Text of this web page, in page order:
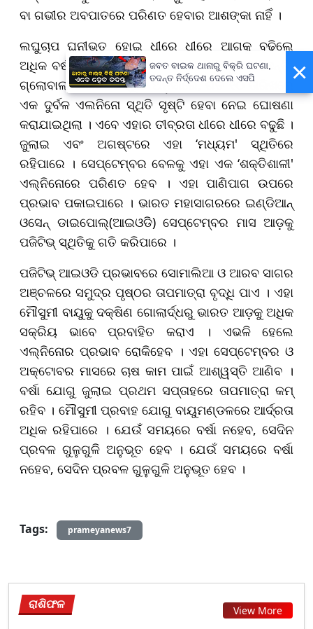
ବା ଗଭୀର ଅବପାତରେ ପରିଣତ ହେବାର ଆଶଙ୍କା ନାହିଁ ।
ଲଘୁଚାପ ଘନୀଭୂତ ହୋଇ ଧୀରେ ଧୀରେ ଆଗକୁ ବଢ଼ିଲେ
ଅଧିକ ବର୍ଷା ହୋଇପାରେ । ଆଇଏମଡି ଡିଜି ପୁଣି କହିଛନ୍ତି,
ଗ୍ଲୋବାଲ୍ ପାଣିପାଗ ସ୍ଥିତି ଅନୁସାରେ, ଗତ ୧୦ ତାରିଖରେ
ଏକ ଦୁର୍ବଳ ଏଲନିନୋ ସ୍ଥିତି ସୃଷ୍ଟି ହେବା ନେଇ ଘୋଷଣା
କରାଯାଇଥିଲା । ଏବେ ଏହାର ତୀବ୍ରତା ଧୀରେ ଧୀରେ ବଢୁଛି ।
ଜୁଲାଇ ଏବଂ ଅଗଷ୍ଟରେ ଏହା ‘ମଧ୍ୟମ' ସ୍ଥିତିରେ
ରହିପାରେ । ସେପ୍ଟେମ୍ବର ବେଳକୁ ଏହା ଏକ ‘ଶକ୍ତିଶାଳୀ'
ଏଲ୍ନିନୋରେ ପରିଣତ ହେବ । ଏହା ପାଣିପାଗ ଉପରେ
ପ୍ରଭାବ ପକାଇପାରେ । ଭାରତ ମହାସାଗରରେ ଇଣ୍ଡିଆନ୍
ଓସେନ୍ ଡାଇପୋଲ୍(ଆଇଓଡି) ସେପ୍ଟେମ୍ବର ମାସ ଆଡ଼କୁ
ପଜିଟିଭ୍ ସ୍ଥିତିକୁ ଗତି କରିପାରେ ।
ପଜିଟିଭ୍ ଆଇଓଡି ପ୍ରଭାବରେ ସୋମାଲିଆ ଓ ଆରବ ସାଗର
ଅଞ୍ଚଳରେ ସମୁଦ୍ର ପୃଷ୍ଠର ତାପମାତ୍ରା ବୃଦ୍ଧି ପାଏ । ଏହା
ମୌସୁମୀ ବାୟୁକୁ ଦକ୍ଷିଣ ଗୋଲାର୍ଦ୍ଧରୁ ଭାରତ ଆଡ଼କୁ ଅଧିକ
ସକ୍ରିୟ ଭାବେ ପ୍ରବାହିତ କରାଏ । ଏଭଳି ହେଲେ
ଏଲ୍ନିନୋର ପ୍ରଭାବ ରୋକିହେବ । ଏହା ସେପ୍ଟେମ୍ବର ଓ
ଅକ୍ଟୋବର ମାସରେ ଚାଷ କାମ ପାଇଁ ଆଶ୍ୱସ୍ତି ଆଣିବ ।
ବର୍ଷା ଯୋଗୁ ଜୁଲାଇ ପ୍ରଥମ ସପ୍ତାହରେ ତାପମାତ୍ରା କମ୍
ରହିବ । ମୌସୁମୀ ପ୍ରବାହ ଯୋଗୁ ବାୟୁମଣ୍ଡଳରେ ଆର୍ଦ୍ରତା
ଅଧିକ ରହିପାରେ । ଯେଉଁ ସମୟରେ ବର୍ଷା ନହେବ, ସେଦିନ
ପ୍ରବଳ ଗୁଳୁଗୁଳି ଅନୁଭୂତ ହେବ ।ଯେଉଁ ସମୟରେ ବର୍ଷା
ନହେବ, ସେଦିନ ପ୍ରବଳ ଗୁଳୁଗୁଳି ଅନୁଭୂତ ହେବ ।
Tags: prameyanews7
ରାଶିଫଳ View More
×
ଜବତ ବାଇକ ଥାନାରୁ ବିକ୍ରି ଘଟଣା,
ତଦନ୍ତ ନିର୍ଦ୍ଦେଶ ଦେଲେ ଏସପି